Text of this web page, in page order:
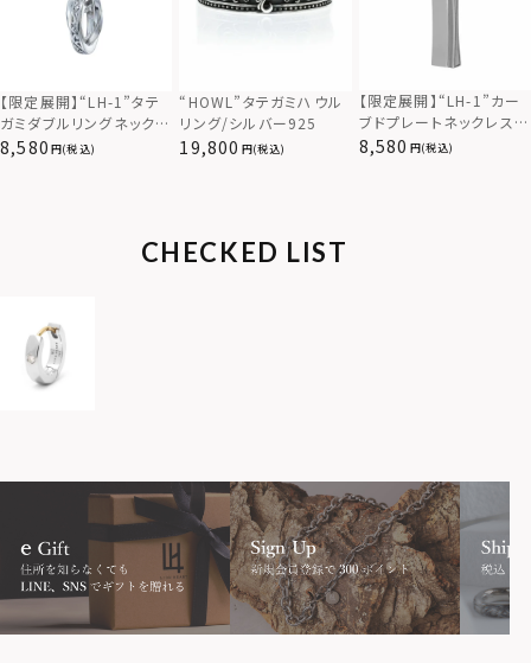
【限定展開】“LH-1”タテ
ガミダブルリングネックレ
ス（ツイスト/シルバー）/
8,580 (税込)
“HOWL”タテガミハウル
リング/シルバー925
19,800 (税込)
【限定展開】“LH-1”カー
ブドプレートネックレス/
サージカルステンレス（金
8,580 (税込)
CHECKED LIST